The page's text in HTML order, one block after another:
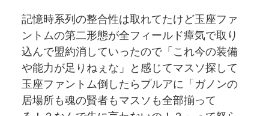
記憶時系列の整合性は取れてたけど玉座ファ
ントムの第二形態が全フィールド瘴気で取り
込んで盟約消していったので「これ今の装備
や能力が足りねぇな」と感じてマスソ探して
玉座ファントム倒したらプルアに「ガノンの
居場所も魂の賢者もマスソも全部揃って